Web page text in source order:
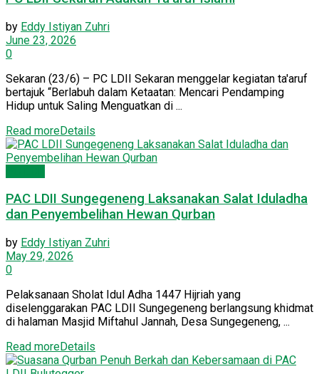
by Eddy Istiyan Zuhri
June 23, 2026
0
Sekaran (23/6) – PC LDII Sekaran menggelar kegiatan ta'aruf
bertajuk “Berlabuh dalam Ketaatan: Mencari Pendamping
Hidup untuk Saling Menguatkan di ...
Read moreDetails
PAC LDII Sungegeneng Laksanakan Salat Iduladha
dan Penyembelihan Hewan Qurban
by Eddy Istiyan Zuhri
May 29, 2026
0
Pelaksanaan Sholat Idul Adha 1447 Hijriah yang
diselenggarakan PAC LDII Sungegeneng berlangsung khidmat
di halaman Masjid Miftahul Jannah, Desa Sungegeneng, ...
Read moreDetails